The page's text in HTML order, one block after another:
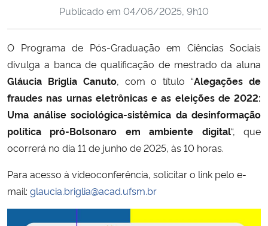
Ministério da Cidadania
Ministério de Minas e Energia
Ministério da Ciência, Tecnologia, Inovações e Comunicações
Ministério do Meio Ambiente
Ministério do Desenvolvimento Regional
Publicado em 04/06/2025, 9h10
O Programa de Pós-Graduação em Ciências Sociais
divulga a banca de qualificação de mestrado da aluna
Gláucia Briglia Canuto, com o título “Alegações de
fraudes nas urnas eletrônicas e as eleições de 2022:
Uma análise sociológica-sistêmica da desinformação
política pró-Bolsonaro em ambiente digital“, que
ocorrerá no dia 11 de junho de 2025, às 10 horas.
Para acesso à videoconferência, solicitar o link pelo e-
mail: glaucia.briglia@acad.ufsm.br